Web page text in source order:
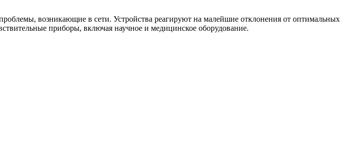
возникающие в сети. Устройства реагируют на малейшие отклонения от оптимальных
приборы, включая научное и медицинское оборудование.